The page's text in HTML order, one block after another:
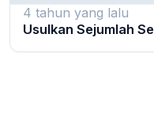
4 tahun yang lalu
Usulkan Sejumlah